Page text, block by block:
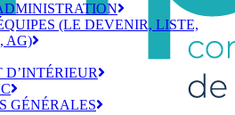
(LE DEVENIR, LISTE,
AG)
GÉNÉRALES